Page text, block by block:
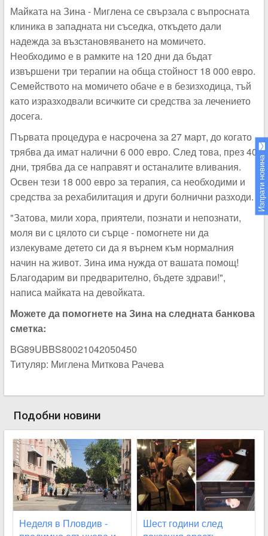
Майката на Зина - Миглена се свързала с въпросната
клиника в западната ни съседка, откъдето дали
надежда за възстановяването на момичето.
Необходимо е в рамките на 120 дни да бъдат
извършени три терапии на обща стойност 18 000 евро.
Семейството на момичето обаче е в безизходица, тъй
като изразходвали всичките си средства за лечението
досега.
Първата процедура е насрочена за 27 март, до когато
трябва да имат налични 6 000 евро. След това, през 40
дни, трябва да се направят и останалите вливания.
Освен тези 18 000 евро за терапия, са необходими и
средства за рехабилитация и други болнични разходи.
"Затова, мили хора, приятели, познати и непознати,
моля ви с цялото си сърце - помогнете ни да
излекуваме детето си да я върнем към нормалния
начин на живот. Зина има нужда от вашата помощ!
Благодарим ви предварително, бъдете здрави!",
написа майката на девойката.
Можете да помогнете на Зина на следната банкова
сметка:
BG89UBBS80021042050450
Титуляр: Миглена Миткова Рачева
Подобни новини
Неделя в Пловдив -
Шест години след
Изпрати новина